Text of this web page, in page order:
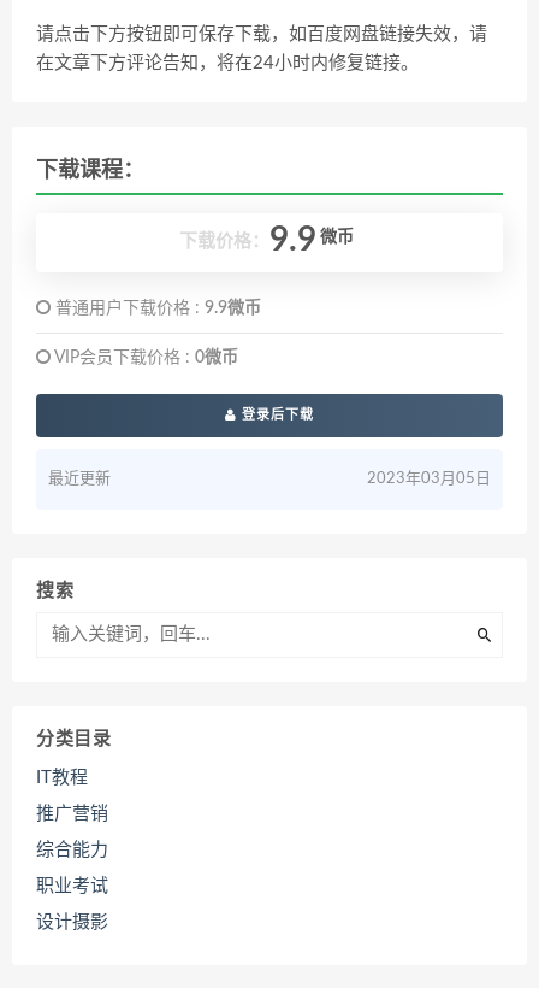
请点击下方按钮即可保存下载，如百度网盘链接失效，请
在文章下方评论告知，将在24小时内修复链接。
下载课程：
下载价格： 9.9 微币
普通用户下载价格 : 9.9微币
VIP会员下载价格 : 0微币
登录后下载
最近更新 2023年03月05日
搜索
分类目录
IT教程
推广营销
综合能力
职业考试
设计摄影